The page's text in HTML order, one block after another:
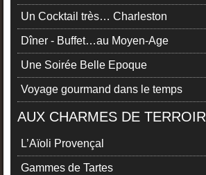
Un Cocktail très… Charleston
Dîner - Buffet…au Moyen-Age
Une Soirée Belle Epoque
Voyage gourmand dans le temps
AUX CHARMES DE TERROIR
L’Aïoli Provençal
Gammes de Tartes